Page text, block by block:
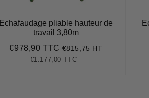
Echafaudage pliable hauteur de
travail 3,80m
Prix
€978,90 TTC €978,90
€815,75 HT
Prix
€1.177,00 TTC€1.177,00